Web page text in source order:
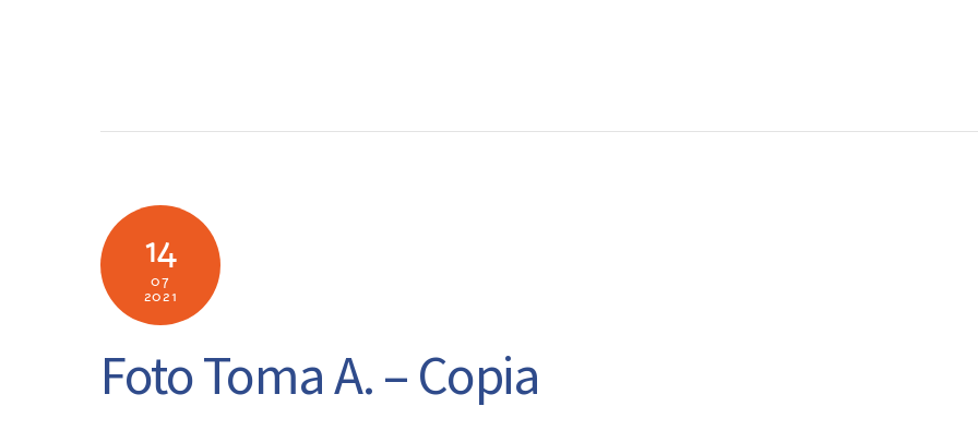
14
07
2021
Foto Toma A. – Copia